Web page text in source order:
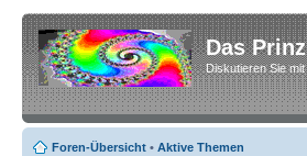
Das
Diskutieren Sie
Foren-Übersicht • Aktive Themen